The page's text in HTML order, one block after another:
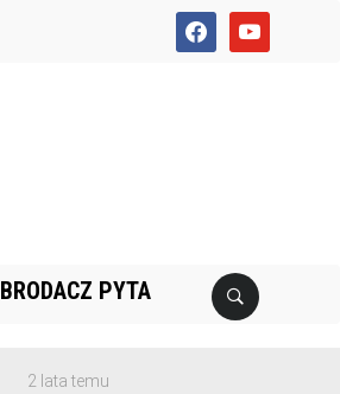
facebookyoutube
BRODACZ PYTA
2 lata temu